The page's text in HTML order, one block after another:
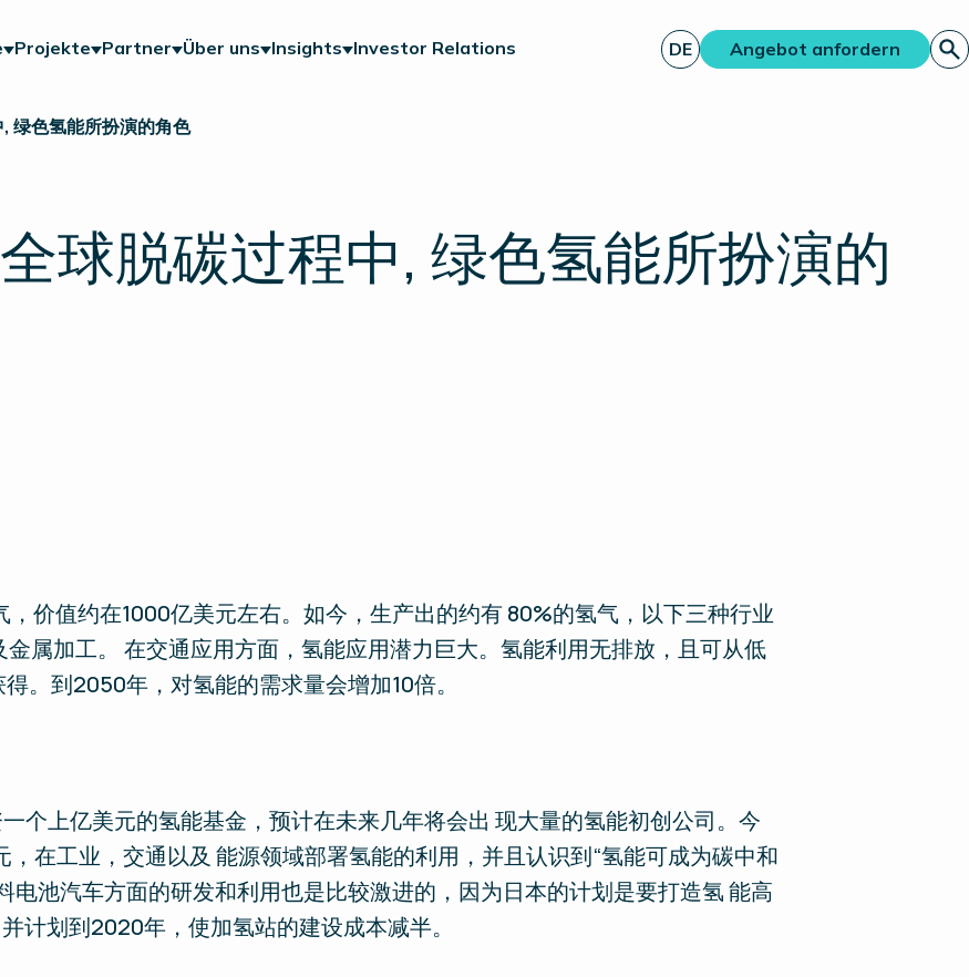
Projekte Partner Über uns Insights Investor Relations DE Angebot anfordern
绿色氢能所扮演的角色
球脱碳过程中, 绿色氢能所扮演的
价值约在1000亿美元左右。如今，生产出的约有 80%的氢气，以下三种行业
属加工。 在交通应用方面，氢能应用潜力巨大。氢能利用无排放，且可从低
。到2050年，对氢能的需求量会增加10倍。
个上亿美元的氢能基金，预计在未来几年将会出 现大量的氢能初创公司。今
，在工业，交通以及 能源领域部署氢能的利用，并且认识到“氢能可成为碳中和
电池汽车方面的研发和利用也是比较激进的，因为日本的计划是要打造氢 能高
计划到2020年，使加氢站的建设成本减半。